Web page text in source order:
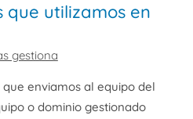
que utilizamos en
gestiona
que enviamos al equipo del
o dominio gestionado